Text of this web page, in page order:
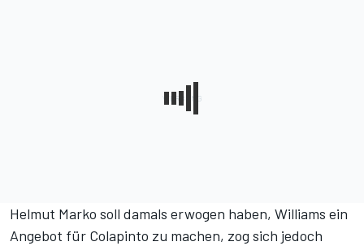
Helmut Marko soll damals erwogen haben, Williams ein
Angebot für Colapinto zu machen, zog sich jedoch